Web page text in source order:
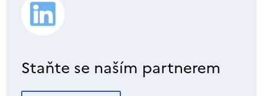
Staňte se naším partnerem